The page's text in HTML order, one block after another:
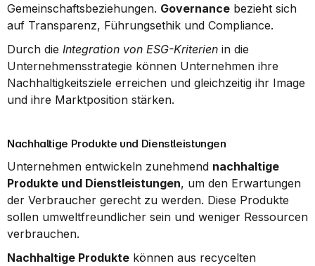
Gemeinschaftsbeziehungen. Governance bezieht sich
auf Transparenz, Führungsethik und Compliance.
Durch die Integration von ESG-Kriterien in die
Unternehmensstrategie können Unternehmen ihre
Nachhaltigkeitsziele erreichen und gleichzeitig ihr Image
und ihre Marktposition stärken.
Nachhaltige Produkte und Dienstleistungen
Unternehmen entwickeln zunehmend nachhaltige
Produkte und Dienstleistungen, um den Erwartungen
der Verbraucher gerecht zu werden. Diese Produkte
sollen umweltfreundlicher sein und weniger Ressourcen
verbrauchen.
Nachhaltige Produkte können aus recycelten